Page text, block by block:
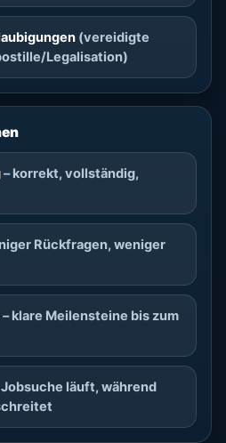
(vereidigte
Legalisation)
– korrekt, vollständig,
Rückfragen, weniger
– klare Meilensteine bis zum
Jobsuche läuft, während